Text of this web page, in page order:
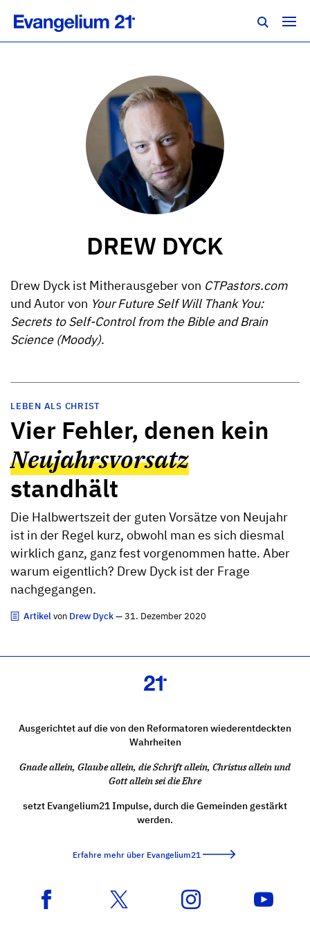
DREW DYCK
Drew Dyck ist Mitherausgeber von CTPastors.com
und Autor von Your Future Self Will Thank You:
Secrets to Self-Control from the Bible and Brain
Science (Moody).
LEBEN ALS CHRIST
Vier Fehler, denen kein
Neujahrsvorsatz
standhält
Die Halbwertszeit der guten Vorsätze von Neujahr
ist in der Regel kurz, obwohl man es sich diesmal
wirklich ganz, ganz fest vorgenommen hatte. Aber
warum eigentlich? Drew Dyck ist der Frage
nachgegangen.
Artikelvon Drew Dyck— 31. Dezember 2020
Ausgerichtet auf die von den Reformatoren wiederentdeckten
Wahrheiten
Gnade allein, Glaube allein, die Schrift allein, Christus allein und
Gott allein sei die Ehre
setzt Evangelium21 Impulse, durch die Gemeinden gestärkt
werden.
Erfahre mehr über Evangelium21